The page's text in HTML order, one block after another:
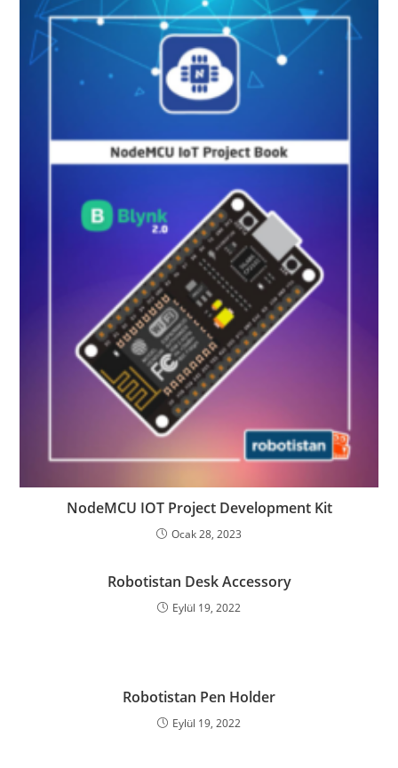
NodeMCU IOT Project Development Kit
Ocak 28, 2023
Robotistan Desk Accessory
Eylül 19, 2022
Robotistan Pen Holder
Eylül 19, 2022